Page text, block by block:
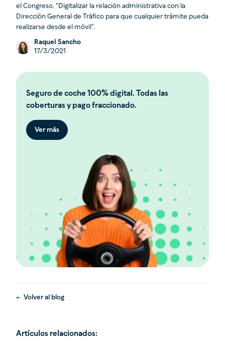
Volver al blog
el Congreso. “Digitalizar la relación administrativa con la
Dirección General de Tráfico para que cualquier trámite pueda
realizarse desde el móvil”.
Raquel Sancho
17/3/2021
Seguro de coche 100% digital. Todas las
coberturas y pago fraccionado.
Ver más
Artículos relacionados: